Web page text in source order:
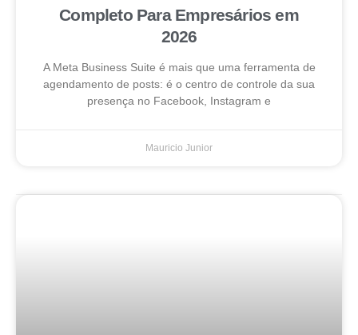
Completo Para Empresários em
2026
A Meta Business Suite é mais que uma ferramenta de
agendamento de posts: é o centro de controle da sua
presença no Facebook, Instagram e
Mauricio Junior